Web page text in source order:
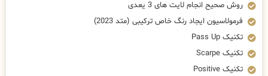
روش صحیح انجام لایت های 3 یعدی
فرمولاسیون ایجاد رنگ خاص ترکیبی (متد 2023)
تکنیک Pass Up
تکنیک Scarpe
تکنیک Positive